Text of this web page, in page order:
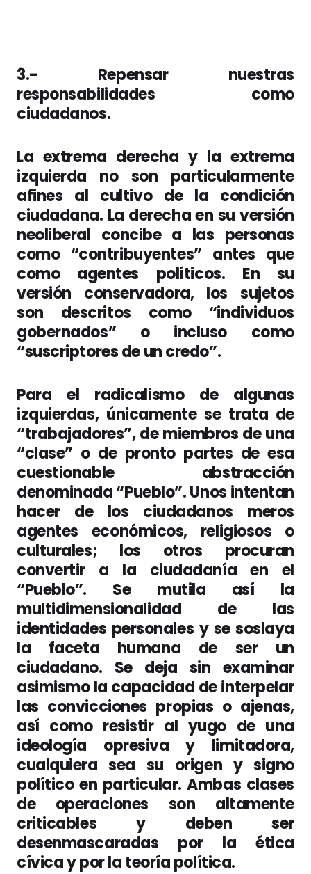
3.-
Repensar nuestras
responsabilidades como
ciudadanos.
La extrema derecha y la extrema
izquierda no son particularmente
afines al cultivo de la condición
ciudadana. La derecha en su versión
neoliberal concibe a las personas
como “contribuyentes” antes que
como agentes políticos. En su
versión conservadora, los sujetos
son descritos como “individuos
gobernados” o incluso como
“suscriptores de un credo”.
Para el radicalismo de algunas
izquierdas, únicamente se trata de
“trabajadores”, de miembros de una
“clase” o de pronto partes de esa
cuestionable abstracción
denominada “Pueblo”. Unos intentan
hacer de los ciudadanos meros
agentes económicos, religiosos o
culturales; los otros procuran
convertir a la ciudadanía en el
“Pueblo”. Se mutila así la
multidimensionalidad de las
identidades personales y se soslaya
la faceta humana de ser un
ciudadano. Se deja sin examinar
asimismo la capacidad de interpelar
las convicciones propias o ajenas,
así como resistir al yugo de una
ideología opresiva y limitadora,
cualquiera sea su origen y signo
político en particular. Ambas clases
de operaciones son altamente
criticables y deben ser
desenmascaradas por la ética
cívica y por la teoría política.